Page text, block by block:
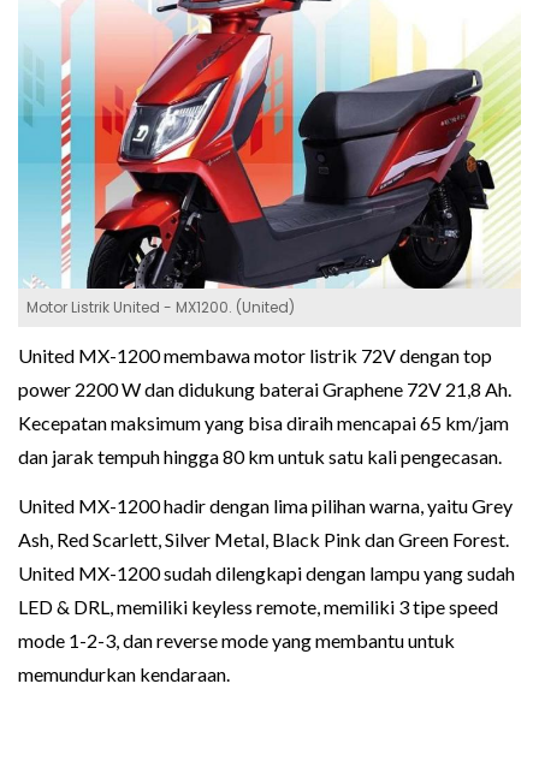
Motor Listrik United - MX1200. (United)
United MX-1200 membawa motor listrik 72V dengan top
power 2200 W dan didukung baterai Graphene 72V 21,8 Ah.
Kecepatan maksimum yang bisa diraih mencapai 65 km/jam
dan jarak tempuh hingga 80 km untuk satu kali pengecasan.
United MX-1200 hadir dengan lima pilihan warna, yaitu Grey
Ash, Red Scarlett, Silver Metal, Black Pink dan Green Forest.
United MX-1200 sudah dilengkapi dengan lampu yang sudah
LED & DRL, memiliki keyless remote, memiliki 3 tipe speed
mode 1-2-3, dan reverse mode yang membantu untuk
memundurkan kendaraan.